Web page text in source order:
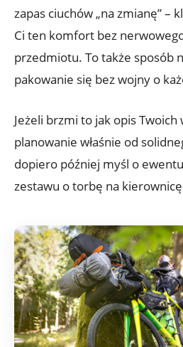
zapas ciuchów „na zmianę” –
Ci ten komfort bez
przedmiotu. To także sposób
pakowanie się bez wojny o
Jeżeli brzmi to jak opis Twoich
planowanie właśnie od
dopiero później myśl o
zestawu o torbę na